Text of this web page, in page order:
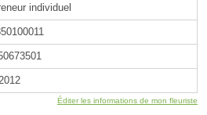
individuel
Éditer les informations de mon fleuriste